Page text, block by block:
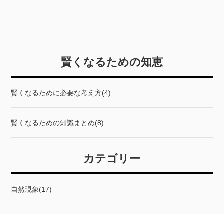
賢くなるための知恵
賢くなるために必要な考え方(4)
賢くなるための知識まとめ(8)
カテゴリー
自然現象(17)